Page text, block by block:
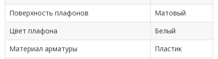
Поверхность плафонов
Матовый
Цвет плафона
Белый
Материал арматуры
Пластик